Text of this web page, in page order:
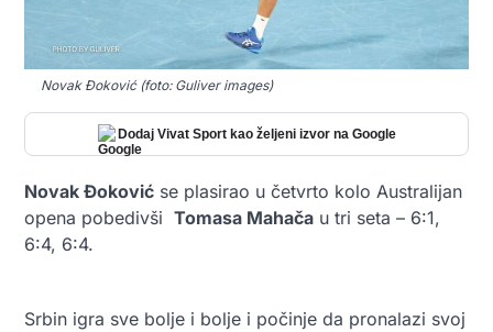
Novak Đoković (foto: Guliver images)
Dodaj Vivat Sport kao željeni izvor na Google
Novak Đoković se plasirao u četvrto kolo Australijan
opena pobedivši Tomasa Mahača u tri seta – 6:1,
6:4, 6:4.
Srbin igra sve bolje i bolje i počinje da pronalazi svoj